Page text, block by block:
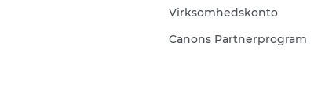
Virksomhedskonto
Canons Partnerprogram